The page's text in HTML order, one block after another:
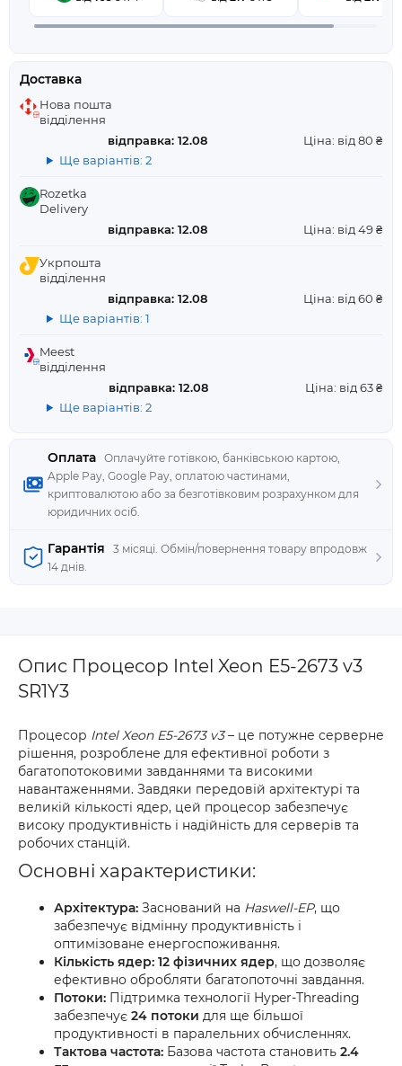
Оплата Оплачуйте готівкою, банківською картою,
Apple Pay, Google Pay, оплатою частинами,
криптовалютою або за безготівковим розрахунком для
юридичних осіб.
Доставка
Нова пошта
відділення
відправка: 12.08
Ціна: від 80 ₴
Ще варіантів: 2
Rozetka
Delivery
відправка: 12.08
Ціна: від 49 ₴
Укрпошта
відділення
відправка: 12.08
Ціна: від 60 ₴
Ще варіантів: 1
Meest
відділення
відправка: 12.08
Ціна: від 63 ₴
Ще варіантів: 2
Гарантія
3 місяці. Обмін/повернення товару впродовж
14 днів.
Опис Процесор Intel Xeon E5-2673 v3
SR1Y3
Процесор Intel Xeon E5-2673 v3– це потужне серверне
рішення, розроблене для ефективної роботи з
багатопотоковими завданнями та високими
навантаженнями. Завдяки передовій архітектурі та
великій кількості ядер, цей процесор забезпечує
високу продуктивність і надійність для серверів та
робочих станцій.
Основні характеристики:
Архітектура: Заснований на Haswell-EP, що
забезпечує відмінну продуктивність і
оптимізоване енергоспоживання.
Кількість ядер: 12 фізичних ядер, що дозволяє
ефективно обробляти багатопоточні завдання.
Потоки: Підтримка технології Hyper-Threading
забезпечує 24 потоки для ще більшої
продуктивності в паралельних обчисленнях.
Тактова частота: Базова частота становить 2.4